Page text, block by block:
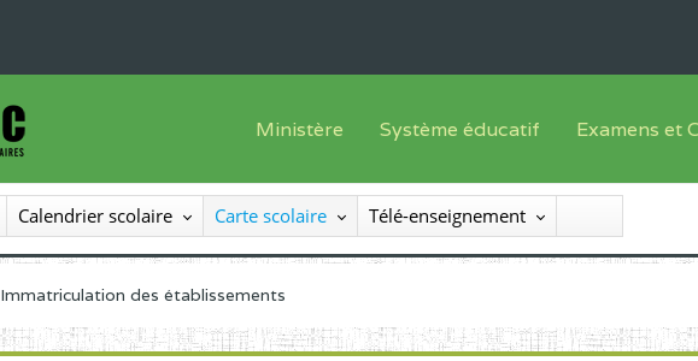
Ministère
Le Ministre
Le SEESEN
Inspection Générale des Enseignements
Système éducatif
Offre de formation
Progammes d'études
Examens et
Inscriptions
Liste des
Diplômes
Calendrier scolaire Carte scolaire Télé-enseignement
Immatriculation des établissements